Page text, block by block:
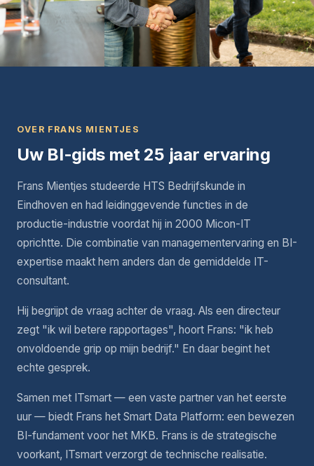
OVER FRANS MIENTJES
Uw BI-gids met 25 jaar ervaring
Frans Mientjes studeerde HTS Bedrijfskunde in
Eindhoven en had leidinggevende functies in de
productie-industrie voordat hij in 2000 Micon-IT
oprichtte. Die combinatie van managementervaring en BI-
expertise maakt hem anders dan de gemiddelde IT-
consultant.
Hij begrijpt de vraag achter de vraag. Als een directeur
zegt "ik wil betere rapportages", hoort Frans: "ik heb
onvoldoende grip op mijn bedrijf." En daar begint het
echte gesprek.
Samen met ITsmart — een vaste partner van het eerste
uur — biedt Frans het Smart Data Platform: een bewezen
BI-fundament voor het MKB. Frans is de strategische
voorkant, ITsmart verzorgt de technische realisatie.